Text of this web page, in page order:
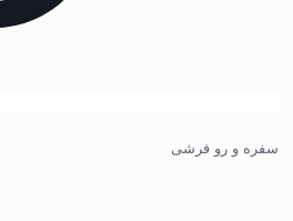
سفره و رو فرشی